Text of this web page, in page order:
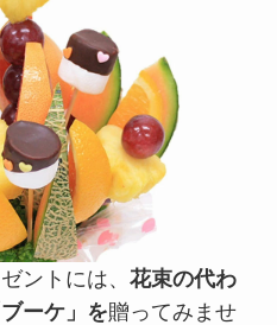
ントには、 花束の代わ
ーケ」を贈ってみませ